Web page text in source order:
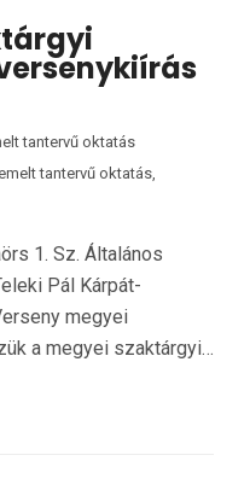
tantervű oktatás
tantervű oktatás
1. Sz. Általános
Pál Kárpát-
megyei
a megyei szaktárgyi…